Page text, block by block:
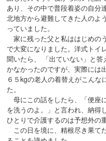
現
在
の
場
所
へ
移
し
ま
す
本
あり、その中で普段着姿の自分
北地方から避難してきた人のよ
っていました。
家に残った父と私ははじめの
で大変になりました。洋式トイ
聞いたら、 「出ていない」と
かなかったのですが、実際には
６５kgの老人の着替えがこんな
た。
母にこの話をしたら、「便座
を洗うのよ。」と言われ、納得
ひとりで介護するのは予想外の
この日を境に、精根尽き果て